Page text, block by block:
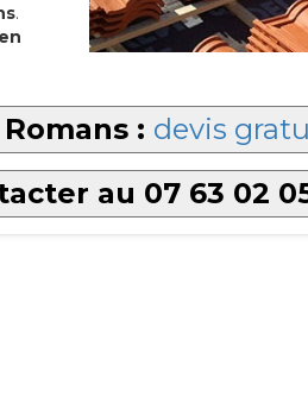
.
: devis
au 07 63 02